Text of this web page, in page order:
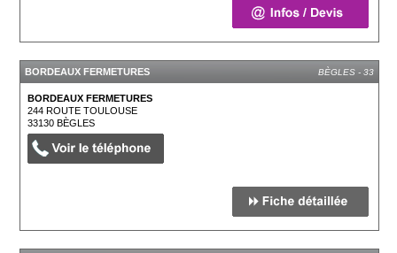
BORDEAUX FERMETURES BÈGLES - 33
BORDEAUX FERMETURES
244 ROUTE TOULOUSE
33130BÈGLES